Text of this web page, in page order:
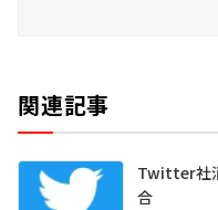
関連記事
Twitter社
合